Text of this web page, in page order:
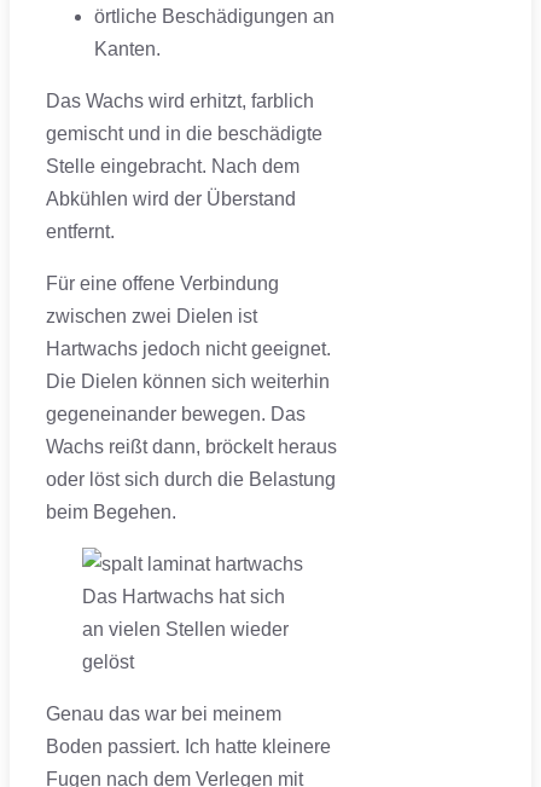
örtliche Beschädigungen an
Kanten.
Das Wachs wird erhitzt, farblich
gemischt und in die beschädigte
Stelle eingebracht. Nach dem
Abkühlen wird der Überstand
entfernt.
Für eine offene Verbindung
zwischen zwei Dielen ist
Hartwachs jedoch nicht geeignet.
Die Dielen können sich weiterhin
gegeneinander bewegen. Das
Wachs reißt dann, bröckelt heraus
oder löst sich durch die Belastung
beim Begehen.
Das Hartwachs hat sich
an vielen Stellen wieder
gelöst
Genau das war bei meinem
Boden passiert. Ich hatte kleinere
Fugen nach dem Verlegen mit